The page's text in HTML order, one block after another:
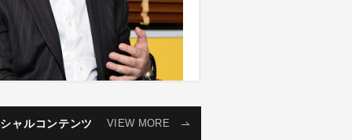
ャルコンテンツ VIEW MORE